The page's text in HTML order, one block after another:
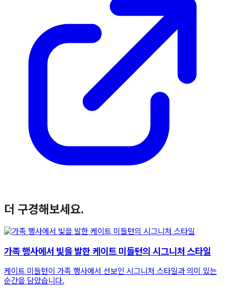
더 구경해보세요.
가족 행사에서 빛을 발한 케이트 미들턴의 시그니처 스타일
케이트 미들턴이 가족 행사에서 선보인 시그니처 스타일과 의미 있는
순간을 담았습니다.